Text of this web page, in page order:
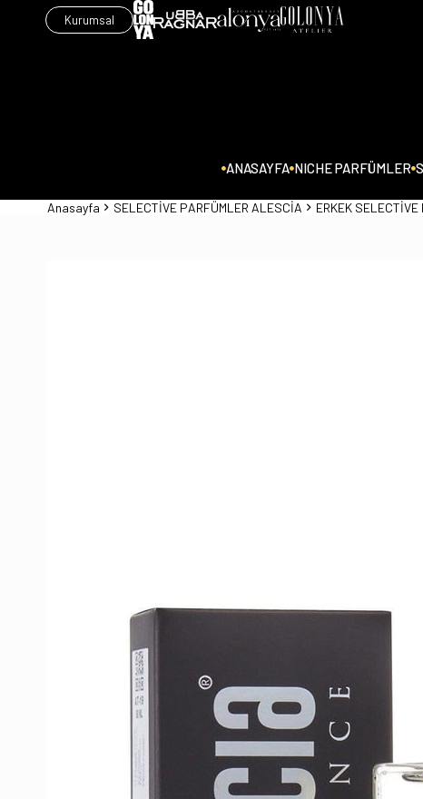
Kurumsal
ANASAYFA NICHE PARFÜMLER
Anasayfa SELECTİVE PARFÜMLER ALESCİA ERKEK